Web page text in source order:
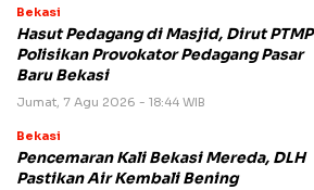
Bekasi
Hasut Pedagang di Masjid, Dirut PTMP
Polisikan Provokator Pedagang Pasar
Baru Bekasi
Jumat, 7 Agu 2026 - 18:44 WIB
Bekasi
Pencemaran Kali Bekasi Mereda, DLH
Pastikan Air Kembali Bening